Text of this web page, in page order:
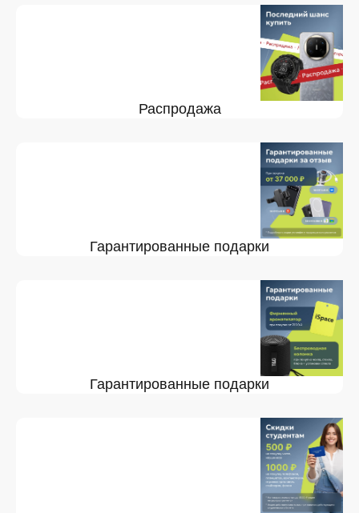
Распродажа
Гарантированные подарки
Гарантированные подарки